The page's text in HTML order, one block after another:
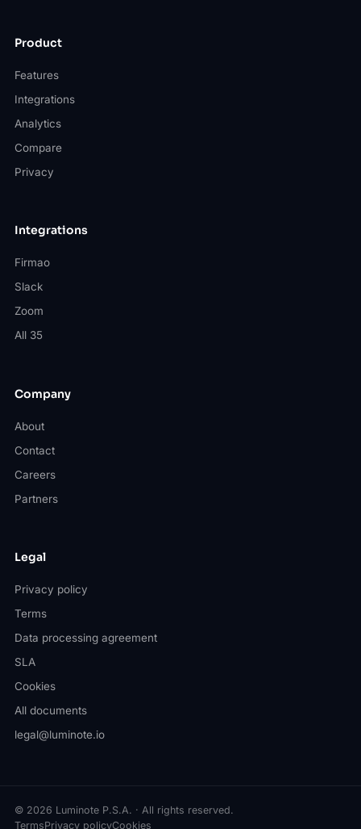
Product
Features
Integrations
Analytics
Compare
Privacy
Integrations
Firmao
Slack
Zoom
All 35
Company
About
Contact
Careers
Partners
Legal
Privacy policy
Terms
Data processing agreement
SLA
Cookies
All documents
legal@luminote.io
© 2026 Luminote P.S.A. · All rights reserved.
TermsPrivacy policyCookies